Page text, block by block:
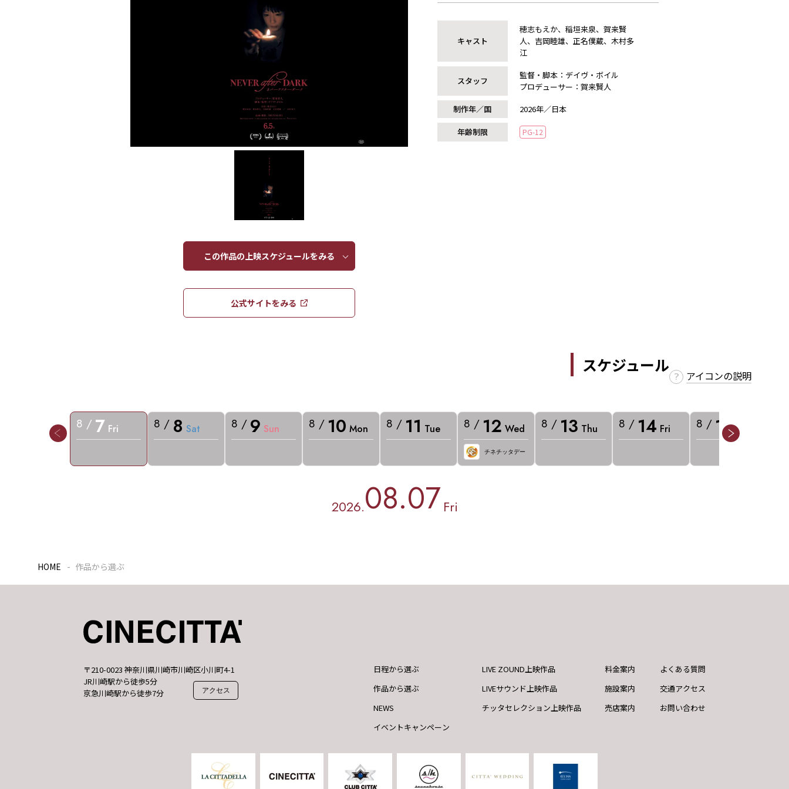
この作品の上映スケジュールをみる​​
公式サイトをみる​​
キャスト
穂志もえか、稲垣来泉、賀来賢
人、吉岡睦雄、正名僕蔵、木村多
江
スタッフ
監督・脚本：デイヴ・ボイル
プロデューサー：賀来賢人
制作年／国
2026年／日本
年齢制限 PG-12
スケジュール
アイコンの説明
8 / 7 Fri 8 / 8 Sat 8 / 9 Sun 8 / 10 Mon 8 / 11 Tue 8 / 12 Wed
チネチッタデー
8 / 13 Thu 8 / 14 Fri 8 / 15 Sat
2026.08.07 Fri
HOME 作品から選ぶ
〒210-0023 神奈川県川崎市川崎区小川町4-1
JR川崎駅から徒歩5分
京急川崎駅から徒歩7分
アクセス
日程から選ぶ
作品から選ぶ
NEWS
イベントキャンペーン
LIVE ZOUND上映作品
LIVEサウンド上映作品
チッタセレクション上映作品
料金案内
施設案内
売店案内
よくある質問
交通アクセス
お問い合わせ